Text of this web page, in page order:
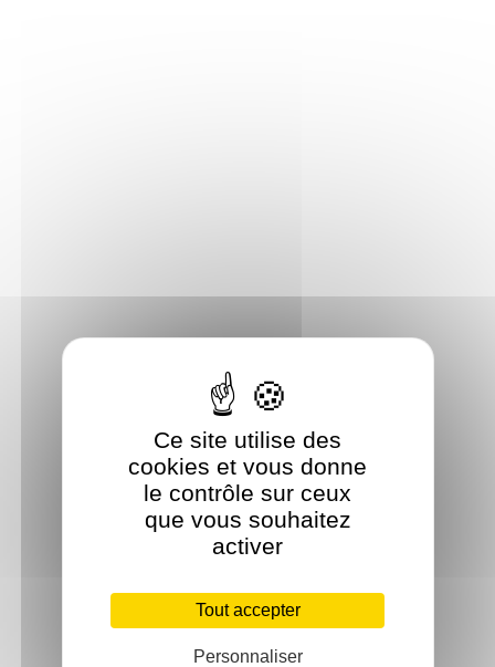
Ce site utilise des
cookies et vous donne
le contrôle sur ceux
que vous souhaitez
activer
Tout accepter
Personnaliser